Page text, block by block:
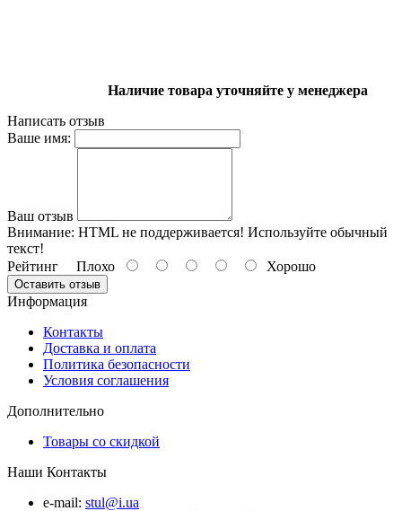
Наличие товара уточняйте у менеджера
Написать отзыв
Ваше имя:
Ваш отзыв
Внимание: HTML не поддерживается! Используйте обычный
текст!
Рейтинг Плохо Хорошо
Оставить отзыв
Информация
Контакты
Доставка и оплата
Политика безопасности
Условия соглашения
Дополнительно
Товары со скидкой
Наши Контакты
e-mail: stul@i.ua